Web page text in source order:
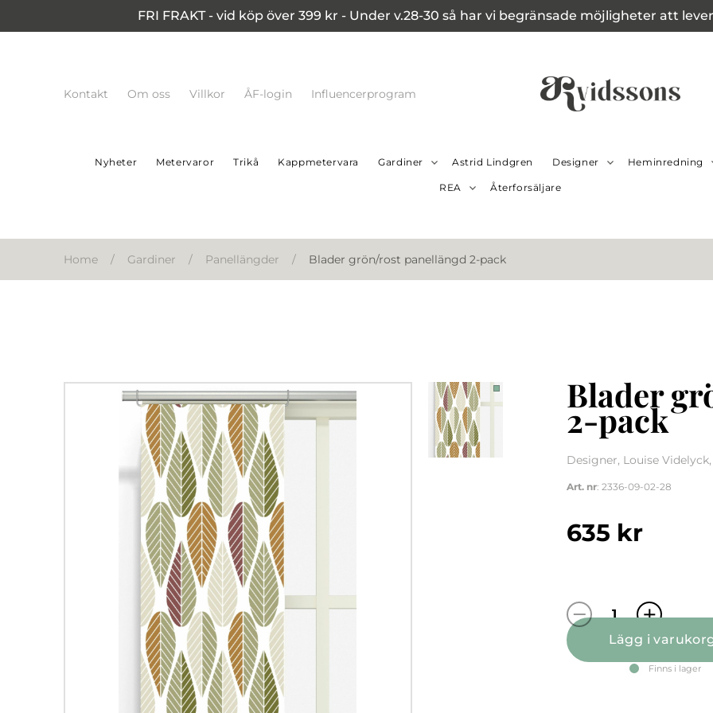
FRI FRAKT - vid köp över 399 kr - Under v.28-30 så har vi begränsade möjligheter att
Kontakt Om oss Villkor ÅF-login Influencerprogram
Nyheter Metervaror Trikå Kappmetervara Gardiner Astrid Lindgren Designer Heminredning
REA Återforsäljare
Home / Gardiner / Panellängder / Blader grön/rost panellängd 2-pack
Blader
2-pack
Designer, Louise
Art. nr: 2336-09-02-28
635 kr
Blader grön/
Lägg i
Finns i lager